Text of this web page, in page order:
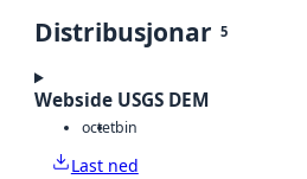
Distribusjonar 5
Webside USGS DEM
octetbin
Last ned